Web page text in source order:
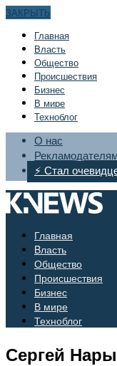
ЗАКРЫТЬ
Главная
Bласть
Общество
Происшествия
Бизнес
В мире
Техноблог
О нас
⚡ Стал
Главная
Bласть
Общество
Происшествия
Бизнес
В мире
Техноблог
Сергей